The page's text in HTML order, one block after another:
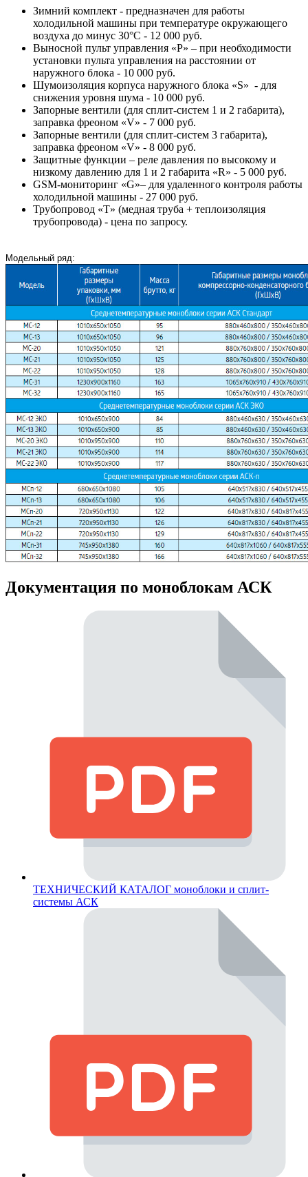
Зимний комплект - предназначен для работы
холодильной машины при температуре окружающего
воздуха до минус 30°С - 12 000 руб.
Выносной пульт управления «P» – при необходимости
установки пульта управления на расстоянии от
наружного блока - 10 000 руб.
Шумоизоляция корпуса наружного блока «S» - для
снижения уровня шума - 10 000 руб.
Запорные вентили (для сплит-систем 1 и 2 габарита),
заправка фреоном «V» - 7 000 руб.
Запорные вентили (для сплит-систем 3 габарита),
заправка фреоном «V» - 8 000 руб.
Защитные функции – реле давления по высокому и
низкому давлению для 1 и 2 габарита «R» - 5 000 руб.
GSM-мониторинг «G»– для удаленного контроля работы
холодильной машины - 27 000 руб.
Трубопровод «Т» (медная труба + теплоизоляция
трубопровода) - цена по запросу.
Модельный ряд:
Документация по моноблокам АСК
ТЕХНИЧЕСКИЙ КАТАЛОГ моноблоки и сплит-
системы АСК